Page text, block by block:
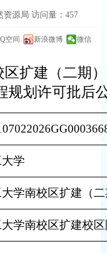
资源局 访问量： 457
空间 新浪微博 微信
区扩建（二期
规划许可批后
学
学南校区扩建（
学南校区扩建校